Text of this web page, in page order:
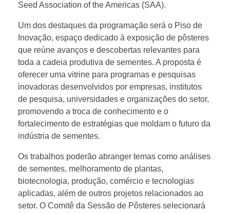
e
d
C
o
n
g
r
e
Seed Association of the Americas (SAA).
Um dos destaques da programação será o Piso de
Inovação, espaço dedicado à exposição de pôsteres
que reúne avanços e descobertas relevantes para
toda a cadeia produtiva de sementes. A proposta é
oferecer uma vitrine para programas e pesquisas
inovadoras desenvolvidos por empresas, institutos
de pesquisa, universidades e organizações do setor,
promovendo a troca de conhecimento e o
fortalecimento de estratégias que moldam o futuro da
indústria de sementes.
Os trabalhos poderão abranger temas como análises
de sementes, melhoramento de plantas,
biotecnologia, produção, comércio e tecnologias
aplicadas, além de outros projetos relacionados ao
setor. O Comitê da Sessão de Pôsteres selecionará